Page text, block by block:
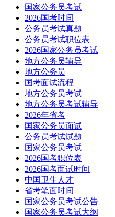
国家公务员考试
2026国考时间
公务员考试真题
公务员考试职位表
2026国家公务员考试
地方公务员辅导
地方公务员
国考面试流程
地方公务员考试
地方公务员考试辅导
2026年省考
国家公务员面试
公务员考试试题
国家公务员考试
2026国考职位表
2026国考面试时间
中国卫生人才
省考笔面时间
国家公务员考试公告
国家公务员考试大纲